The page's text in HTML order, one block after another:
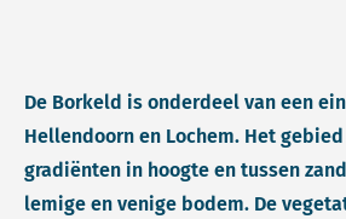
De Borkeld is onderdeel van een
Hellendoorn en Lochem. Het
gradiënten in hoogte en tussen
lemige en venige bodem. De